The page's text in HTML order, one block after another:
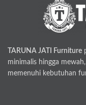
TARUNA JATI Furniture
minimalis hingga
memenuhi kebutuhan